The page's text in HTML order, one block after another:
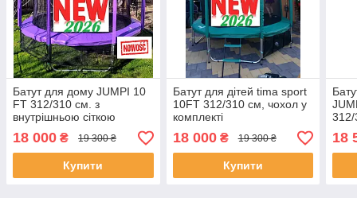
Батут для дому JUMPI 10
FT 312/310 см. з
внутрішньою сіткою
18 000 ₴ 19 300 ₴
Купити
Батут для дітей tima sport
10FT 312/310 см, чохол у
комплекті
18 000₴ 19 300 ₴
Купити
312/
18